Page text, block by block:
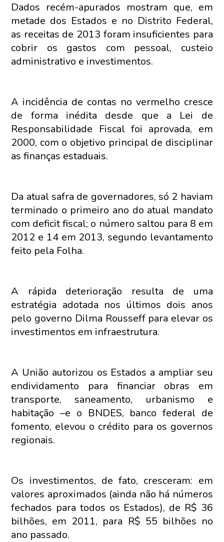
Dados recém-apurados mostram que, em
metade dos Estados e no Distrito Federal,
as receitas de 2013 foram insuficientes para
cobrir os gastos com pessoal, custeio
administrativo e investimentos.
A incidência de contas no vermelho cresce
de forma inédita desde que a Lei de
Responsabilidade Fiscal foi aprovada, em
2000, com o objetivo principal de disciplinar
as finanças estaduais.
Da atual safra de governadores, só 2 haviam
terminado o primeiro ano do atual mandato
com deficit fiscal; o número saltou para 8 em
2012 e 14 em 2013, segundo levantamento
feito pela Folha.
A rápida deterioração resulta de uma
estratégia adotada nos últimos dois anos
pelo governo Dilma Rousseff para elevar os
investimentos em infraestrutura.
A União autorizou os Estados a ampliar seu
endividamento para financiar obras em
transporte, saneamento, urbanismo e
habitação –e o BNDES, banco federal de
fomento, elevou o crédito para os governos
regionais.
Os investimentos, de fato, cresceram: em
valores aproximados (ainda não há números
fechados para todos os Estados), de R$ 36
bilhões, em 2011, para R$ 55 bilhões no
ano passado.